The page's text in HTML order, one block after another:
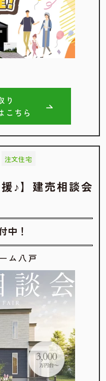
り
こちら
注文住宅
♪】建売相談会
中！
ム八戸